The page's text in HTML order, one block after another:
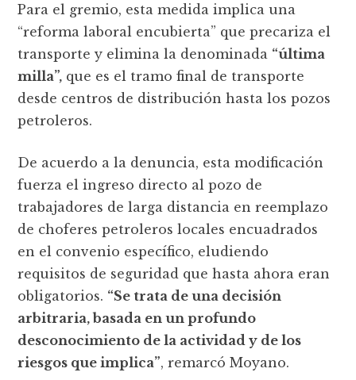
Para el gremio, esta medida implica una
“reforma laboral encubierta” que precariza el
transporte y elimina la denominada “última
milla”, que es el tramo final de transporte
desde centros de distribución hasta los pozos
petroleros.
De acuerdo a la denuncia, esta modificación
fuerza el ingreso directo al pozo de
trabajadores de larga distancia en reemplazo
de choferes petroleros locales encuadrados
en el convenio específico, eludiendo
requisitos de seguridad que hasta ahora eran
obligatorios. “Se trata de una decisión
arbitraria, basada en un profundo
desconocimiento de la actividad y de los
riesgos que implica”, remarcó Moyano.